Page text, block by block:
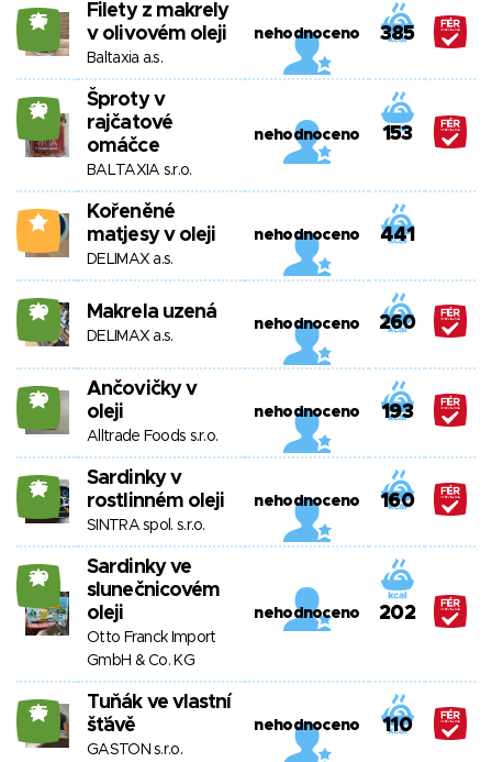
25
Filety z makrely
v olivovém oleji
Baltaxia a.s.
nehodnoceno 385
23
Šproty v
rajčatové
omáčce
BALTAXIA s.r.o.
nehodnoceno 153
2
Kořeněné
matjesy v oleji
DELIMAX a.s.
nehodnoceno 441
20 Makrela uzená
DELIMAX a.s.
nehodnoceno 260
20
Ančovičky v
oleji
Alltrade Foods s.r.o.
nehodnoceno 193
25
Sardinky v
rostlinném oleji
SINTRA spol. s.r.o.
nehodnoceno 160
20
Sardinky ve
slunečnicovém
oleji
Otto Franck Import
GmbH & Co. KG
nehodnoceno 202
25
Tuňák ve vlastní
šťávě
GASTON s.r.o.
nehodnoceno 110